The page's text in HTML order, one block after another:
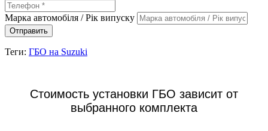
Марка автомобіля / Рік випуску
Отправить
Теги: ГБО на Suzuki
Стоимость установки ГБО зависит от
выбранного комплекта